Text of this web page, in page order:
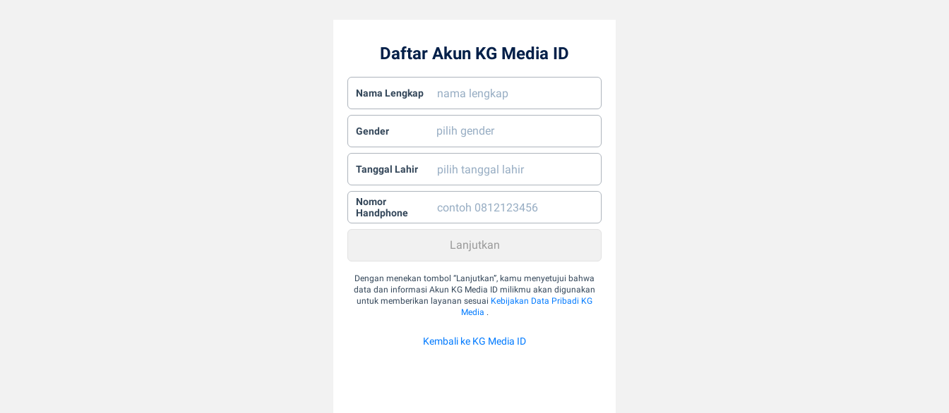
Daftar Akun KG Media ID
Nama Lengkap
Gender
Tanggal Lahir
Nomor
Handphone
Dengan menekan tombol “Lanjutkan”, kamu menyetujui bahwa
data dan informasi Akun KG Media ID milikmu akan digunakan
untuk memberikan layanan sesuai Kebijakan Data Pribadi KG
Media .
Kembali ke KG Media ID